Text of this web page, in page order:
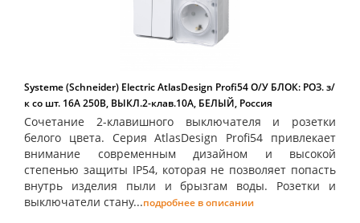
Systeme (Schneider) Electric AtlasDesign Profi54 О/У БЛОК: РОЗ. з/
к со шт. 16А 250B, ВЫКЛ.2-клав.10А, БЕЛЫЙ, Россия
Сочетание 2-клавишного выключателя и розетки
белого цвета. Серия AtlasDesign Profi54 привлекает
внимание современным дизайном и высокой
степенью защиты IP54, которая не позволяет попасть
внутрь изделия пыли и брызгам воды. Розетки и
выключатели стану...подробнее в описании